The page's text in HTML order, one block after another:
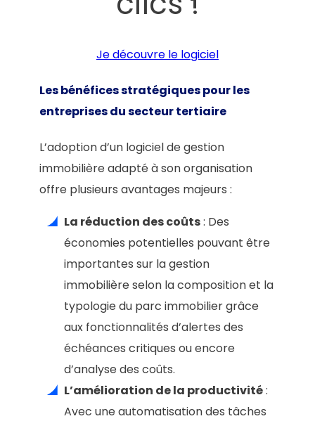
Je découvre le logiciel
Les bénéfices stratégiques pour les
entreprises du secteur tertiaire
L’adoption d’un logiciel de gestion
immobilière adapté à son organisation
offre plusieurs avantages majeurs :
La réduction des coûts: Des
économies potentielles pouvant être
importantes sur la gestion
immobilière selon la composition et la
typologie du parc immobilier grâce
aux fonctionnalités d’alertes des
échéances critiques ou encore
d’analyse des coûts.
L’amélioration de la productivité:
Avec une automatisation des tâches